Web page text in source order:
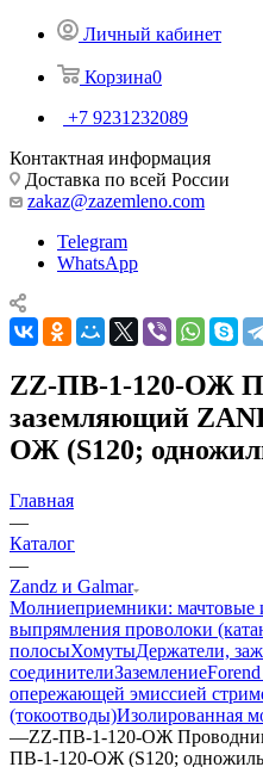
Личный кабинет
Корзина0
+7 9231232089
Контактная информация
Доставка по всей России
zakaz@zazemleno.com
Telegram
WhatsApp
ZZ-ПВ-1-120-ОЖ
заземляющий
ОЖ (S120;
Главная
—
Каталог
—
Zandz и Galmar
Молниеприемники: мачтовые
выпрямления проволоки
полосыХомутыДержатели,
соединителиЗаземление
опережающей эмиссией
(токоотводы)Изолированная
—ZZ-ПВ-1-120-ОЖ
ПВ-1-120-ОЖ (S120;